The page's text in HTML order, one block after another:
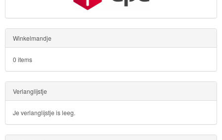
Winkelmandje
0 items
Verlanglijstje
Je verlanglijstje is leeg.